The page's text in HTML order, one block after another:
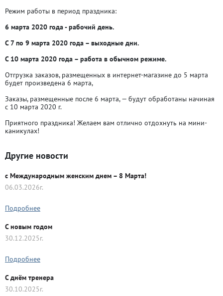
Режим работы в период праздника:
6 марта 2020 года- рабочий день.
С 7 по 9 марта 2020 года – выходные дни.
С 10 марта 2020 года – работа в обычном режиме.
Отгрузка заказов, размещенных в интернет-магазине до 5 марта
будет произведена 6 марта,
Заказы, размещенные после 6 марта, — будут обработаны начиная
с 10 марта 2020 г.
Приятного праздника! Желаем вам отлично отдохнуть на мини-
каникулах!
Другие новости
с Международным женским днем – 8 Марта!
06.03.2026г.
Подробнее
C новым годом
30.12.2025г.
Подробнее
С днём тренера
30.10.2025г.